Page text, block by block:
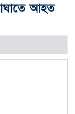
আঘাতে আহত